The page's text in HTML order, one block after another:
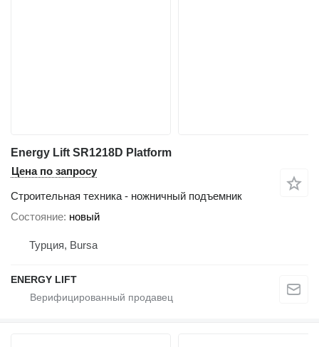
Energy Lift SR1218D Platform
Цена по запросу
Строительная техника - ножничный подъемник
Состояние новый
Турция, Bursa
ENERGY LIFT